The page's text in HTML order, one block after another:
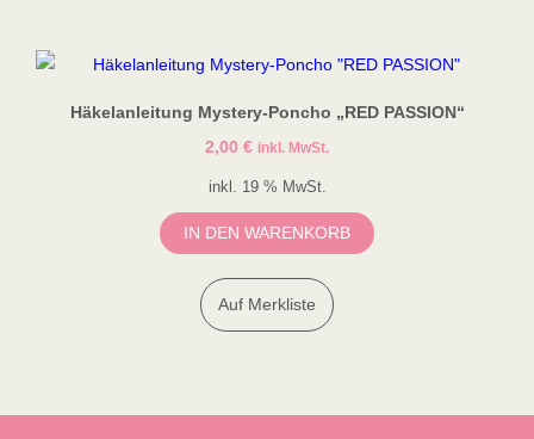
Häkelanleitung Mystery-Poncho „RED PASSION“
2,00 € inkl. MwSt.
inkl. 19 % MwSt.
IN DEN WARENKORB
Auf Merkliste